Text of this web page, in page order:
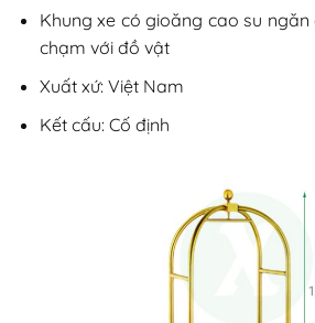
Khung xe có gioăng cao su
chạm với đồ vật
Xuất xứ: Việt Nam
Kết cấu: Cố định